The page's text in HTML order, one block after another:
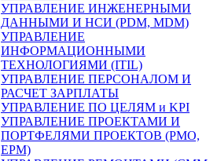
УПРАВЛЕНИЕ ИНЖЕНЕРНЫМИ
ДАННЫМИ И НСИ (PDM, MDM)
УПРАВЛЕНИЕ
ИНФОРМАЦИОННЫМИ
ТЕХНОЛОГИЯМИ (ITIL)
УПРАВЛЕНИЕ ПЕРСОНАЛОМ И
РАСЧЕТ ЗАРПЛАТЫ
УПРАВЛЕНИЕ ПО ЦЕЛЯМ и KPI
УПРАВЛЕНИЕ ПРОЕКТАМИ И
ПОРТФЕЛЯМИ ПРОЕКТОВ (PMO,
EPM)